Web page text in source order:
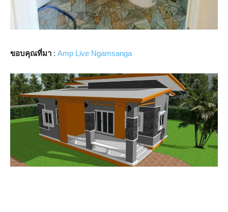
ขอบคุณที่มา : Amp Live Ngamsanga